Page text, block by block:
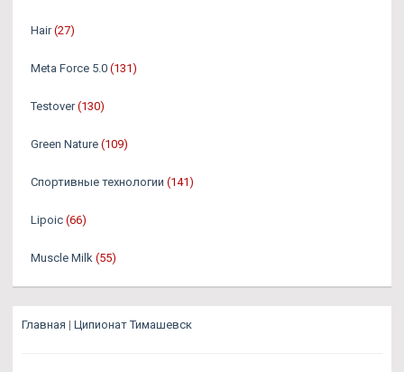
Hair (27)
Meta Force 5.0 (131)
Testover (130)
Green Nature (109)
Спортивные технологии (141)
Lipoic (66)
Muscle Milk (55)
Главная | Ципионат Тимашевск